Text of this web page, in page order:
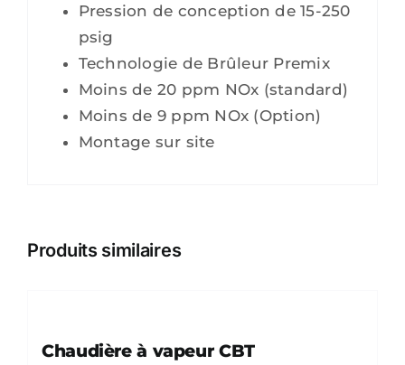
Pression de conception de 15-250
psig
Technologie de Brûleur Premix
Moins de 20 ppm NOx (standard)
Moins de 9 ppm NOx (Option)
Montage sur site
Produits similaires
Chaudière à vapeur CBT